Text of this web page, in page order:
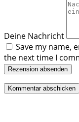
Deine Nachricht
Save my name,
the next time I
Rezension absenden